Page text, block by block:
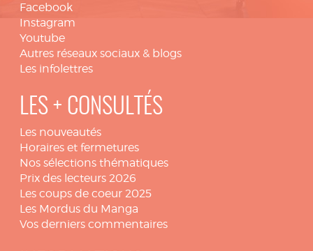
Facebook
Instagram
Youtube
Autres réseaux sociaux & blogs
Les infolettres
LES + CONSULTÉS
Les nouveautés
Horaires et fermetures
Nos sélections thématiques
Prix des lecteurs 2026
Les coups de coeur 2025
Les Mordus du Manga
Vos derniers commentaires